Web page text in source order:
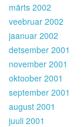
märts 2002
veebruar 2002
jaanuar 2002
detsember 2001
november 2001
oktoober 2001
september 2001
august 2001
juuli 2001